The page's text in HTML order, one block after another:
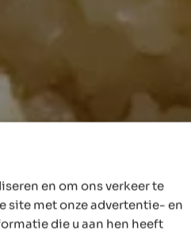
ENGLISH
DUTCH
en om ons verkeer te
site met onze advertentie- en
die u aan hen heeft